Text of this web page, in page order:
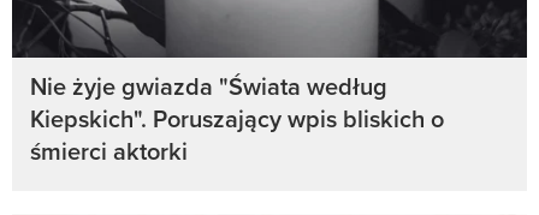
Nie żyje gwiazda "Świata według
Kiepskich". Poruszający wpis bliskich o
śmierci aktorki